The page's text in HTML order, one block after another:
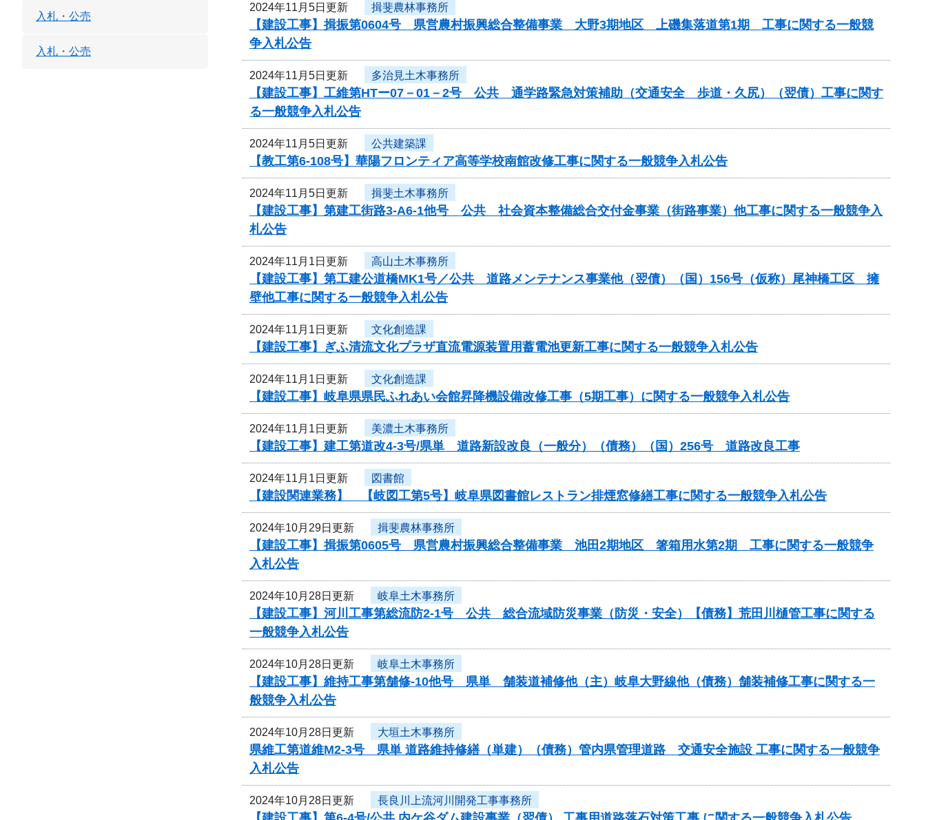
2024年11月5日更新 揖斐農林事務所
【建設工事】揖振第0604号 県営農村振興総合整備事業 大野3期地区 上磯集落道第1期 工事に関する一般競
争入札公告
2024年11月5日更新 多治見土木事務所
【建設工事】工維第HTー07－01－2号 公共 通学路緊急対策補助（交通安全 歩道・久尻）（翌債）工事に関す
る一般競争入札公告
2024年11月5日更新 公共建築課
【教工第6-108号】華陽フロンティア高等学校南館改修工事に関する一般競争入札公告
2024年11月5日更新 揖斐土木事務所
【建設工事】第建工街路3-A6-1他号 公共 社会資本整備総合交付金事業（街路事業）他工事に関する一般競争入
札公告
2024年11月1日更新 高山土木事務所
【建設工事】第工建公道橋MK1号／公共 道路メンテナンス事業他（翌債）（国）156号（仮称）尾神橋工区 擁
壁他工事に関する一般競争入札公告
2024年11月1日更新 文化創造課
【建設工事】ぎふ清流文化プラザ直流電源装置用蓄電池更新工事に関する一般競争入札公告
2024年11月1日更新 文化創造課
【建設工事】岐阜県県民ふれあい会館昇降機設備改修工事（5期工事）に関する一般競争入札公告
2024年11月1日更新 美濃土木事務所
【建設工事】建工第道改4-3号/県単 道路新設改良（一般分）（債務）（国）256号 道路改良工事
2024年11月1日更新 図書館
【建設関連業務】 【岐図工第5号】岐阜県図書館レストラン排煙窓修繕工事に関する一般競争入札公告
2024年10月29日更新 揖斐農林事務所
【建設工事】揖振第0605号 県営農村振興総合整備事業 池田2期地区 箸箱用水第2期 工事に関する一般競争
入札公告
2024年10月28日更新 岐阜土木事務所
【建設工事】河川工事第総流防2-1号 公共 総合流域防災事業（防災・安全）【債務】荒田川樋管工事に関する
一般競争入札公告
2024年10月28日更新 岐阜土木事務所
【建設工事】維持工事第舗修-10他号 県単 舗装道補修他（主）岐阜大野線他（債務）舗装補修工事に関する一
般競争入札公告
2024年10月28日更新 大垣土木事務所
県維工第道維M2-3号 県単 道路維持修繕（単建）（債務）管内県管理道路 交通安全施設 工事に関する一般競争
入札公告
2024年10月28日更新 長良川上流河川開発工事事務所
入札・公売
入札・公売